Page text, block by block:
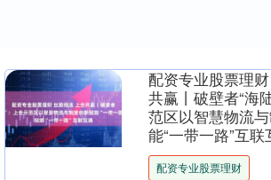
配资专业股票理
共赢丨破壁者“海
范区以智慧物流
能“一带一路”互联
配资专业股票理财